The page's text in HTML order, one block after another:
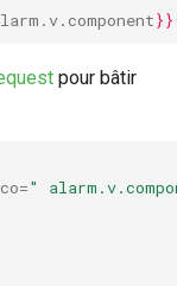
}}
pour bâtir
="